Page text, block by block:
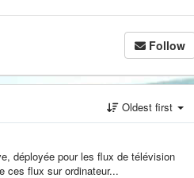
Follow
Oldest first
déployée pour les flux de télévision
ces flux sur ordinateur...